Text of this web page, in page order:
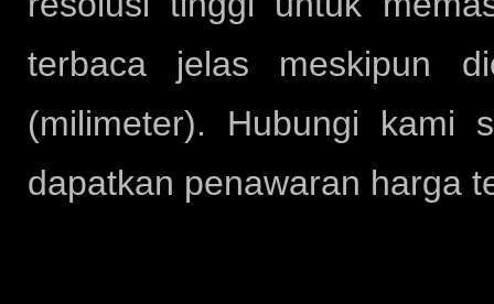
terbaca jelas meskipun
(milimeter). Hubungi kami
dapatkan penawaran harga